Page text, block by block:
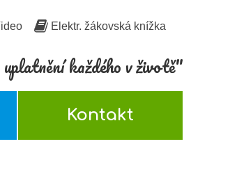
Elektr. žákovská knížka
každého v životě"
Kontakt